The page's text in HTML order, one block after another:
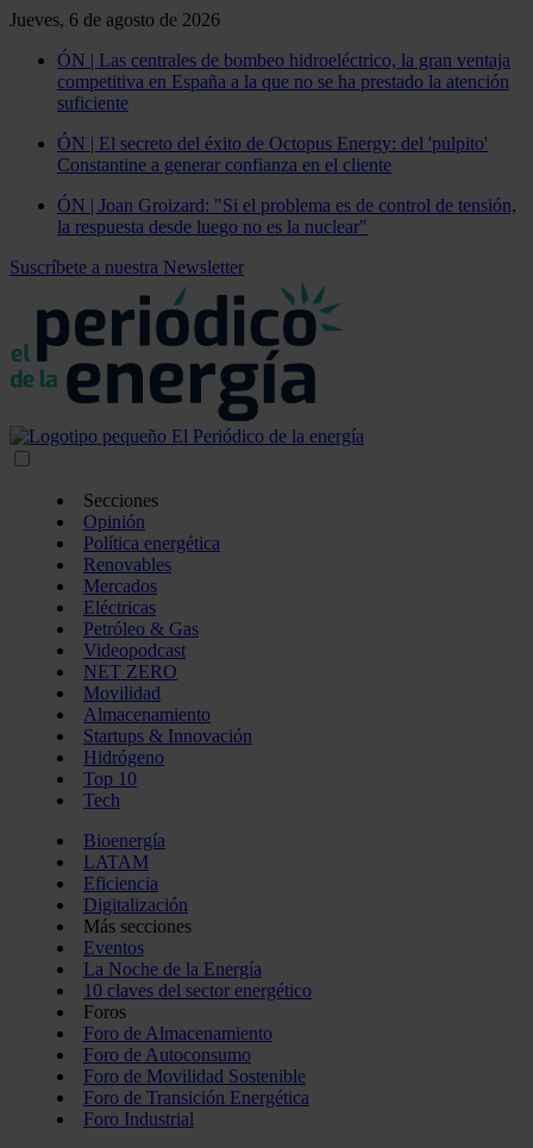
Jueves, 6 de agosto de 2026
ÓN | Las centrales de bombeo hidroeléctrico, la gran ventaja
competitiva en España a la que no se ha prestado la atención
suficiente
ÓN | El secreto del éxito de Octopus Energy: del 'pulpito'
Constantine a generar confianza en el cliente
ÓN | Joan Groizard: "Si el problema es de control de tensión,
la respuesta desde luego no es la nuclear"
Suscríbete a nuestra Newsletter
Secciones
Opinión
Política energética
Renovables
Mercados
Eléctricas
Petróleo & Gas
Videopodcast
NET ZERO
Movilidad
Almacenamiento
Startups & Innovación
Hidrógeno
Top 10
Tech
Bioenergía
LATAM
Eficiencia
Digitalización
Más secciones
Eventos
La Noche de la Energía
10 claves del sector energético
Foros
Foro de Almacenamiento
Foro de Autoconsumo
Foro de Movilidad Sostenible
Foro de Transición Energética
Foro Industrial